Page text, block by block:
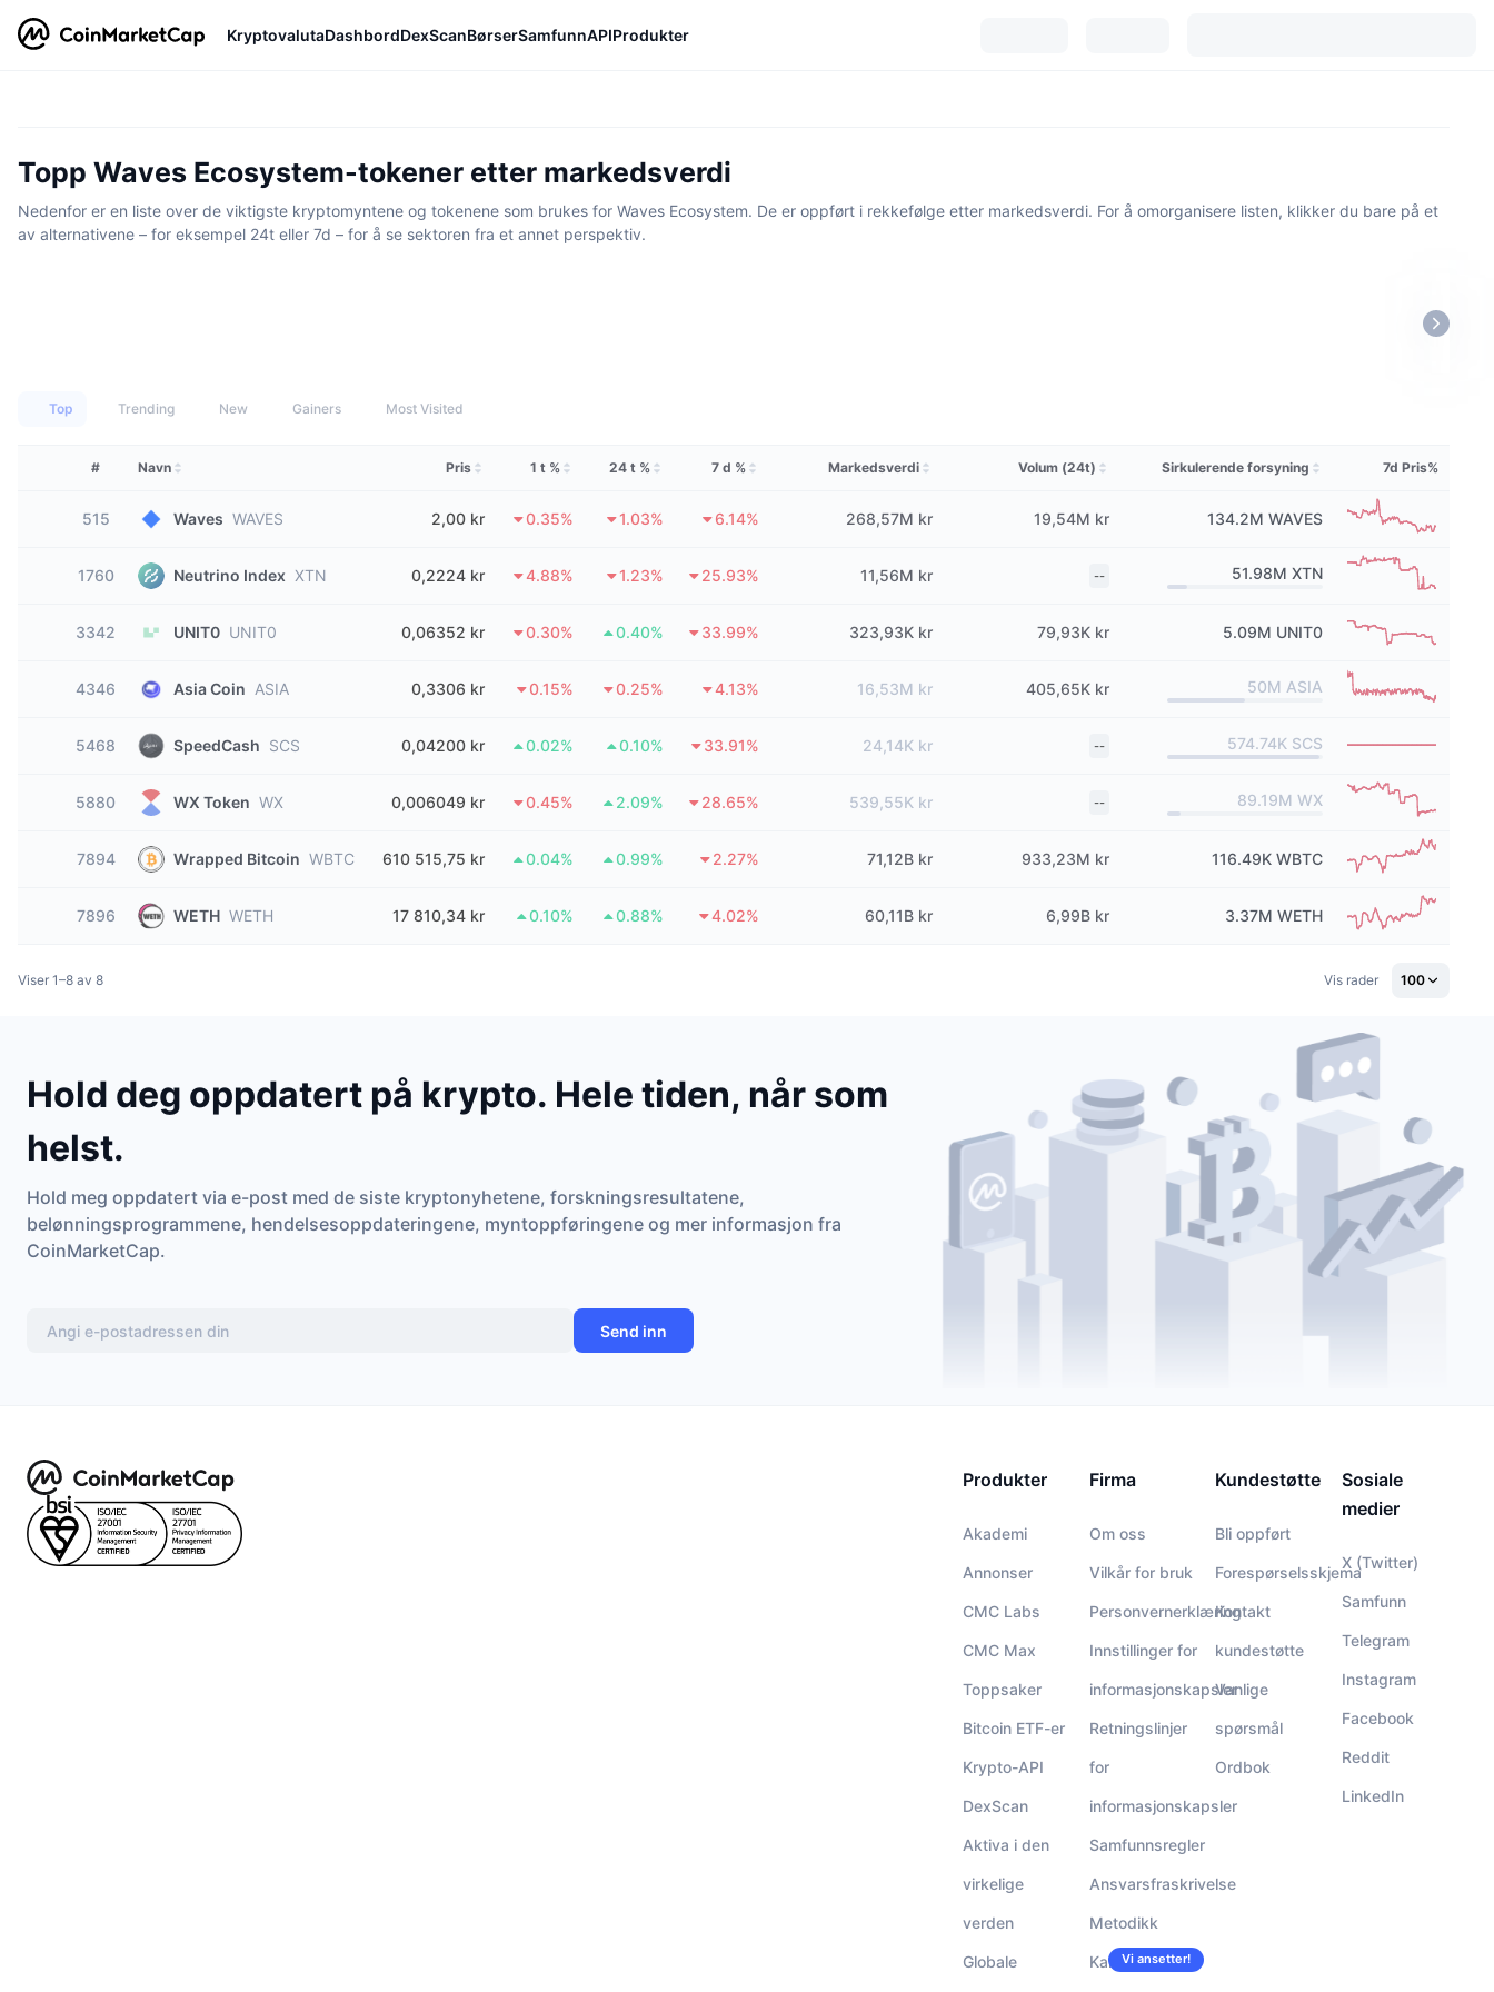
KryptovalutaDashbordDexScanBørserSamfunnAPIProdukter
Topp Waves Ecosystem-tokener etter markedsverdi
Nedenfor er en liste over de viktigste kryptomyntene og tokenene som brukes for Waves Ecosystem. De er oppført i rekkefølge etter markedsverdi. For å omorganisere listen, klikker du bare på et
av alternativene – for eksempel 24t eller 7d – for å se sektoren fra et annet perspektiv.
Top Trending New Gainers Most Visited
# Navn Pris 1 t % 24 t % 7 d % Markedsverdi Volum (24t) Sirkulerende forsyning 7d Pris%
515 Waves WAVES 2,00 kr 0.35% 1.03% 6.14% 268,57M kr 19,54M kr 134.2M WAVES
1760 Neutrino Index XTN 0,2224 kr 4.88% 1.23% 25.93% 11,56M kr -- 51.98M XTN
3342 UNIT0 UNIT0 0,06352 kr 0.30% 0.40% 33.99% 323,93K kr 79,93K kr 5.09M UNIT0
4346 Asia Coin ASIA 0,3306 kr 0.15% 0.25% 4.13% 16,53M kr 405,65K kr 50M ASIA
5468 SpeedCash SCS 0,04200 kr 0.02% 0.10% 33.91% 24,14K kr -- 574.74K SCS
5880 WX Token WX 0,006049 kr 0.45% 2.09% 28.65% 539,55K kr -- 89.19M WX
7894 Wrapped Bitcoin WBTC 610 515,75 kr 0.04% 0.99% 2.27% 71,12B kr 933,23M kr 116.49K WBTC
7896 WETH WETH 17 810,34 kr 0.10% 0.88% 4.02% 60,11B kr 6,99B kr 3.37M WETH
Viser 1–8 av 8 Vis rader 100
Hold deg oppdatert på krypto. Hele tiden, når som
helst.
Hold meg oppdatert via e-post med de siste kryptonyhetene, forskningsresultatene,
belønningsprogrammene, hendelsesoppdateringene, myntoppføringene og mer informasjon fra
CoinMarketCap.
Send inn
Produkter
Akademi
Annonser
CMC Labs
CMC Max
Toppsaker
Bitcoin ETF-er
Krypto-API
DexScan
Aktiva i den
virkelige
verden
Globale
Firma
Om oss
Vilkår for bruk
Personvernerklæring
Innstillinger for
informasjonskapsler
Retningslinjer
for
informasjonskapsler
Samfunnsregler
Ansvarsfraskrivelse
Metodikk
KarriererVi ansetter!
Kundestøtte
Bli oppført
Forespørselsskjema
Kontakt
kundestøtte
Vanlige
spørsmål
Ordbok
Sosiale
medier
X (Twitter)
Samfunn
Telegram
Instagram
Facebook
Reddit
LinkedIn